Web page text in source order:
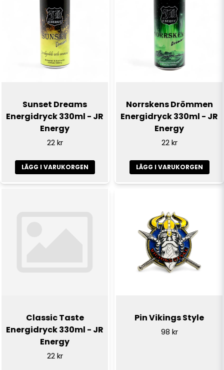
E-postadress
Skicka fråga
Sunset Dreams
Energidryck 330ml - JR
Energy
22 kr
LÄGG I VARUKORGEN
Norrskens Drömmen
Energidryck 330ml - JR
Energy
22 kr
LÄGG I VARUKORGEN
Classic Taste
Energidryck 330ml - JR
Energy
22 kr
Pin Vikings Style
98 kr